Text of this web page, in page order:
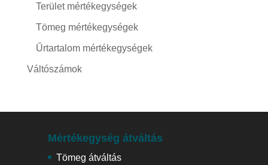
Terület mértékegységek
Tömeg mértékegységek
Űrtartalom mértékegységek
Váltószámok
Mértékegység átváltás
Tömeg átváltás